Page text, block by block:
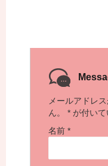
メールアドレ
ん。
* が付い
名前 *